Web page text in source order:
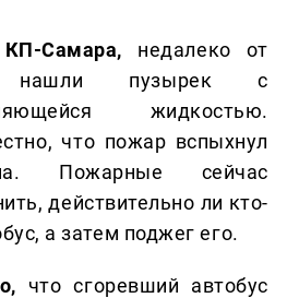
Самара, недалеко от
пузырек с
жидкостью.
что пожар вспыхнул
Пожарные сейчас
действительно ли кто-
а затем поджег его.
что сгоревший автобус